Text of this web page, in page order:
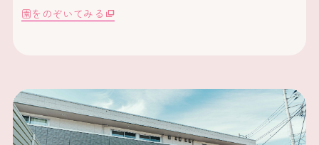
園をのぞいてみる